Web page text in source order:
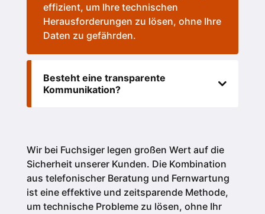
effizient, um Ihre technischen
Herausforderungen zu lösen, ohne Ihre
Daten zu gefährden.
Besteht eine transparente
Kommunikation?
Wir bei Fuchsiger legen großen Wert auf die
Sicherheit unserer Kunden. Die Kombination
aus telefonischer Beratung und Fernwartung
ist eine effektive und zeitsparende Methode,
um technische Probleme zu lösen, ohne Ihr